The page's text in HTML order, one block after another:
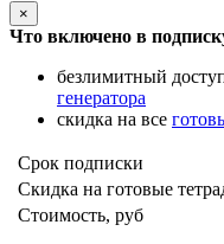
×
Что включено в
безлимитный
генератора
скидка на все
Срок подписки
Скидка на готовые
Стоимость, руб